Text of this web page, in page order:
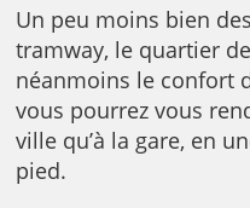
Un peu moins bien
tramway, le quartier
néanmoins le confort
vous pourrez vous
ville qu’à la gare, en
pied.